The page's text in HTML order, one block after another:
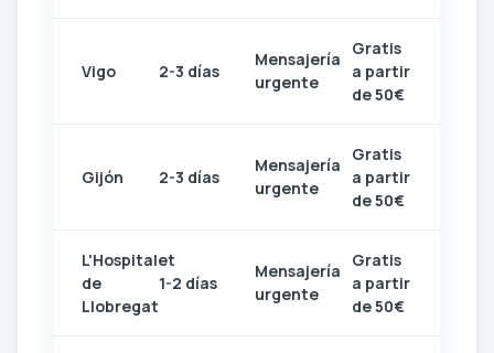
Vigo 2-3 días
Mensajería
urgente
Gratis
a partir
de 50€
Gijón 2-3 días
Mensajería
urgente
Gratis
a partir
de 50€
L'Hospitalet
de
Llobregat
1-2 días
Mensajería
urgente
Gratis
a partir
de 50€